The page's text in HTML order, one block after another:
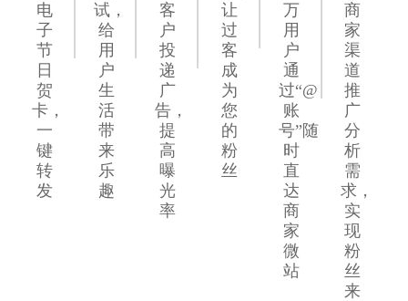
电
子
节
日
贺
卡，
一
键
转
发
试，
给
用
户
生
活
带
来
乐
趣
客
户
投
递
广
告，
提
高
曝
光
率
让
过
客
成
为
您
的
粉
丝
万
用
户
通
过“@
账
号”随
时
直
达
商
家
微
站
商
家
渠
道
推
广
分
析
需
求，
实
现
粉
丝
来